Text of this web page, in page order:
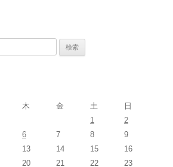
木 金 土
日
1
2
6 7 8
9
13 14 15
16
20 21 22 23